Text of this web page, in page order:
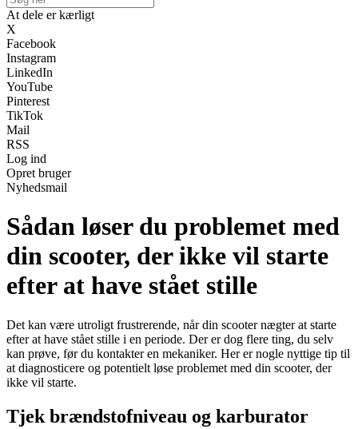
At dele er kærligt
X
Facebook
Instagram
LinkedIn
YouTube
Pinterest
TikTok
Mail
RSS
Log ind
Opret bruger
Nyhedsmail
Sådan løser du problemet med
din scooter, der ikke vil starte
efter at have stået stille
Det kan være utroligt frustrerende, når din scooter nægter at starte
efter at have stået stille i en periode. Der er dog flere ting, du selv
kan prøve, før du kontakter en mekaniker. Her er nogle nyttige tip til
at diagnosticere og potentielt løse problemet med din scooter, der
ikke vil starte.
Tjek brændstofniveau og karburator